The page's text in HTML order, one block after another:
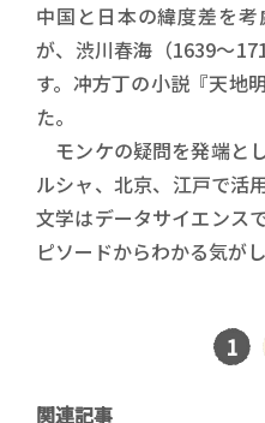
中国と日本の緯度差を
が、渋川春海（1639～
す。冲方丁の小説『天地
た。
モンケの疑問を発端と
ルシャ、北京、江戸で活
文学はデータサイエンス
ピソードからわかる気がし
1
関連記事